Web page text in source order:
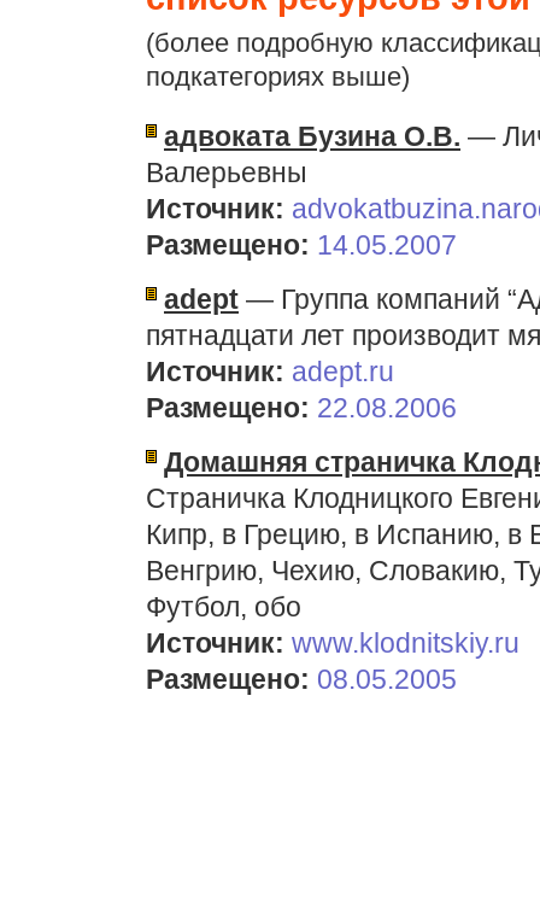
(более подробную
подкатегориях выше)
адвоката Бузина О.В. —
Валерьевны
Источник:
Размещено: 14.05.2007
adept — Группа компаний
пятнадцати лет производит
Источник: adept.ru
Размещено: 22.08.2006
Домашняя страничка
Страничка Клодницкого
Кипр, в Грецию, в Испанию, в
Венгрию, Чехию, Словакию,
Футбол, обо
Источник: www.klodnitskiy.ru
Размещено: 08.05.2005